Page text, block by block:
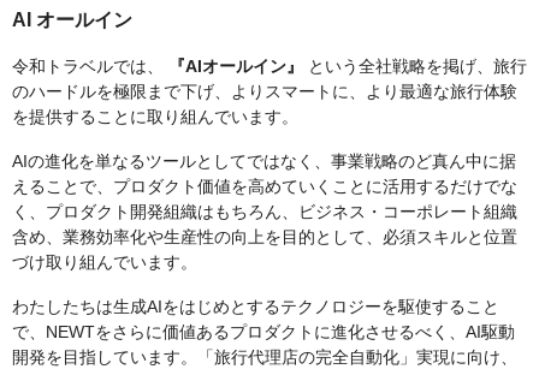
AI オールイン
令和トラベルでは、 『AIオールイン』
という全社戦略を掲げ、旅行
のハードルを極限まで下げ、よりスマートに、より最適な旅行体験
を提供することに取り組んでいます。
AIの進化を単なるツールとしてではなく、事業戦略のど真ん中に据
えることで、プロダクト価値を高めていくことに活用するだけでな
く、プロダクト開発組織はもちろん、ビジネス・コーポレート組織
含め、業務効率化や生産性の向上を目的として、必須スキルと位置
づけ取り組んでいます。
わたしたちは生成AIをはじめとするテクノロジーを駆使すること
で、NEWTをさらに価値あるプロダクトに進化させるべく、AI駆動
開発を目指しています。「旅行代理店の完全自動化」実現に向け、